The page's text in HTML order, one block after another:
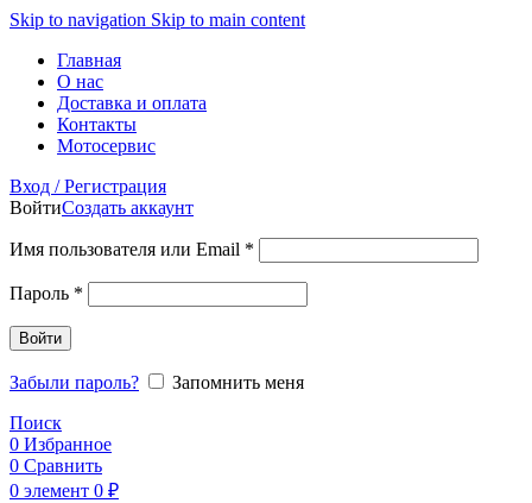
Skip to navigation Skip to main content
Главная
О нас
Доставка и оплата
Контакты
Мотосервис
Вход / Регистрация
ВойтиСоздать аккаунт
Имя пользователя или Email *
Пароль *
Войти
Забыли пароль?
Запомнить меня
Поиск
0 Избранное
0 Сравнить
0 элемент 0 ₽